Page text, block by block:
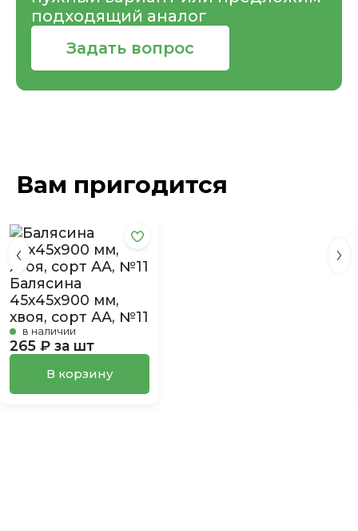
подходящий аналог
Задать вопрос
Вам пригодится
Балясина
45х45х900 мм,
хвоя, сорт АА, №11
в наличии
265 ₽ за шт
В корзину